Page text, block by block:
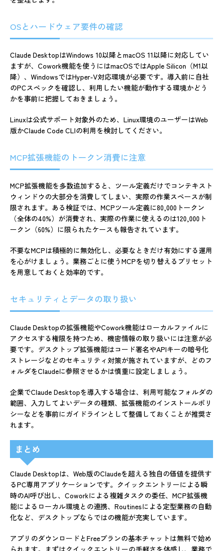
OSとハードウェア要件の確認
Claude DesktopはWindows 10以降とmacOS 11以降に対応してい
ますが、Cowork機能を使うにはmacOSではApple Silicon（M1以
降）、WindowsではHyper-V対応環境が必要です。導入前に自社
のPCスペックを確認し、利用したい機能が動作する環境かどう
かを事前に把握しておきましょう。
Linuxは公式サポート対象外のため、Linux環境のユーザーはWeb
版かClaude Code CLIの利用を検討してください。
MCP拡張機能のトークン消費に注意
MCP拡張機能を多数追加すると、ツール定義だけでコンテキスト
ウィンドウの大部分を消費してしまい、実際の作業スペースが制
限されます。ある検証では、MCPツール定義に80,000トークン
（全体の40%）が消費され、実際の作業に使えるのは120,000ト
ークン（60%）に限られたケースも報告されています。
不要なMCPは積極的に無効化し、必要なときだけ有効にする運用
を心がけましょう。業務ごとに使うMCPを切り替えるプリセット
を用意しておくと効率的です。
セキュリティとデータの取り扱い
Claude Desktopの拡張機能やCowork機能はローカルファイルに
アクセスする権限を持つため、機密情報の取り扱いには注意が必
要です。デスクトップ拡張機能はコード署名やAPIキーの暗号化
ストレージなどのセキュリティ対策が施されていますが、どのフ
ォルダをClaudeに参照させるかは慎重に設定しましょう。
企業でClaude Desktopを導入する場合は、利用可能なフォルダの
範囲、入力してよいデータの種類、拡張機能のインストールポリ
シーなどを事前にガイドラインとして整備しておくことが推奨さ
れます。
まとめ
Claude Desktopは、Web版のClaudeを超える独自の価値を提供す
るPC専用アプリケーションです。クイックエントリーによる瞬
時のAI呼び出し、Coworkによる複雑タスクの委任、MCP拡張機
能によるローカル環境との連携、Routinesによる定型業務の自動
化など、デスクトップならではの機能が充実しています。
アプリのダウンロードとFreeプランの基本チャットは無料で始め